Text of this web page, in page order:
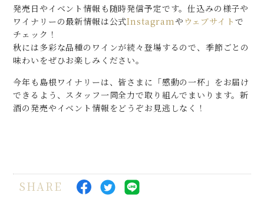
発売日やイベント情報も随時発信予定です。仕込みの様子や
ワイナリーの最新情報は公式Instagramや ウェブサイト で
チェック！
秋には多彩な品種のワインが続々登場するので、季節ごとの
味わいをぜひお楽しみください。
今年も島根ワイナリーは、皆さまに「感動の一杯」をお届け
できるよう、スタッフ一同全力で取り組んでまいります。新
酒の発売やイベント情報をどうぞお見逃しなく！
SHARE